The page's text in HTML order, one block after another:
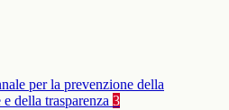
per la prevenzione della
della trasparenza 3